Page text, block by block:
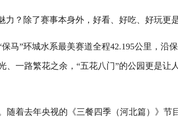
？除了赛事本身外，好看、好吃、好玩更是
”环城水系最美赛道全程42.195公里，沿
、一路繁花之余，“五花八门”的公园更是让
着去年央视的《三餐四季（河北篇）》节